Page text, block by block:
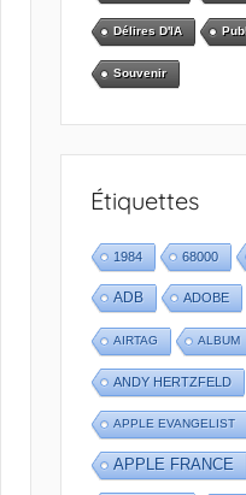
Délires D'IA
Souvenir
Étiquettes
1984 68000
ADB ADOBE
AIRTAG ALBUM
ANDY HERTZFELD
APPLE EVANGELIST
APPLE FRANCE